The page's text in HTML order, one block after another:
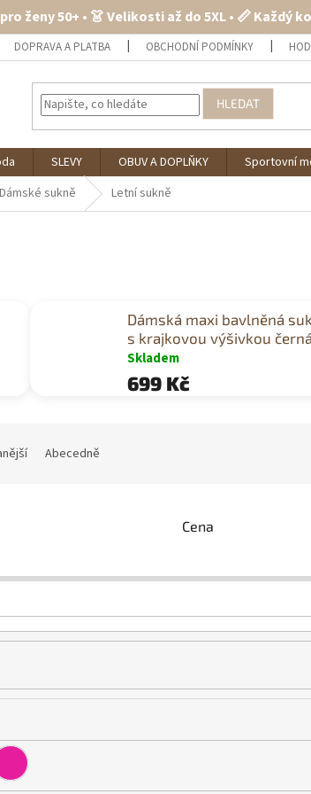
ženy 50+ • 👗 Velikosti až do 5XL • 📏 Každý
DOPRAVA A PLATBA OBCHODNÍ PODMÍNKY
HLEDAT
SLEVY OBUV A DOPLŇKY Sportovní
Dámské sukně Letní sukně
Dámská maxi bavlněná
s krajkovou výšivkou černá
Skladem
699 Kč
Abecedně
Cena